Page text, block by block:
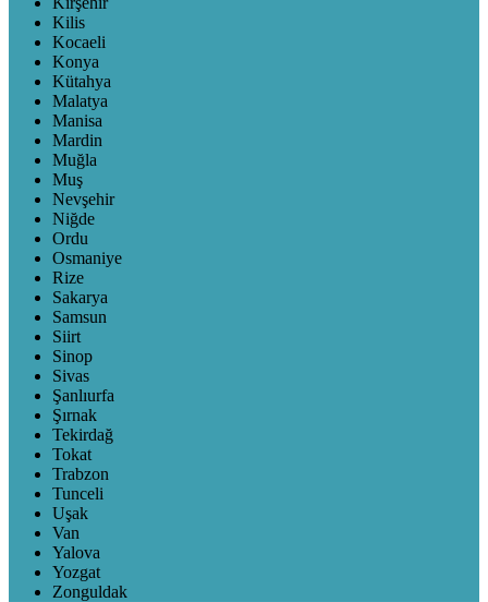
Kilis
Kocaeli
Konya
Kütahya
Malatya
Manisa
Mardin
Muğla
Muş
Nevşehir
Niğde
Ordu
Osmaniye
Rize
Sakarya
Samsun
Siirt
Sinop
Sivas
Şanlıurfa
Şırnak
Tekirdağ
Tokat
Trabzon
Tunceli
Uşak
Van
Yalova
Yozgat
Zonguldak